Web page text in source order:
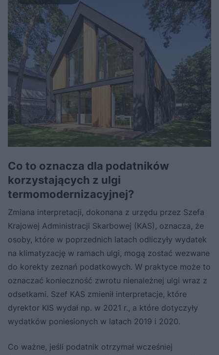
Co to oznacza dla podatników
korzystających z ulgi
termomodernizacyjnej?
Zmiana interpretacji, dokonana z urzędu przez Szefa
Krajowej Administracji Skarbowej (KAS), oznacza, że
osoby, które w poprzednich latach odliczyły wydatek
na klimatyzację w ramach ulgi, mogą zostać wezwane
do korekty zeznań podatkowych. W praktyce może to
oznaczać konieczność zwrotu nienależnej ulgi wraz z
odsetkami. Szef KAS zmienił interpretacje, które
dyrektor KIS wydał np. w 2021 r., a które dotyczyły
wydatków poniesionych w latach 2019 i 2020.
Co ważne, jeśli podatnik otrzymał wcześniej